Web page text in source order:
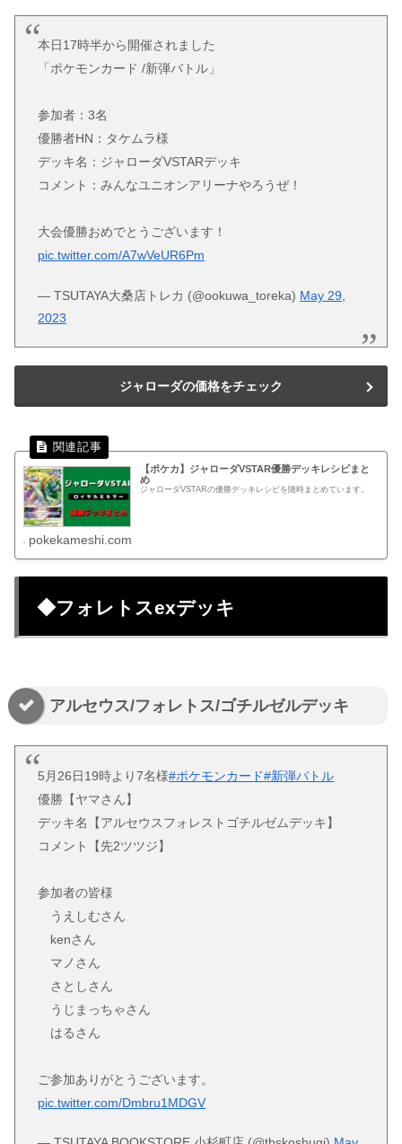
本日17時半から開催されました
「ポケモンカード /新弾バトル」
参加者：3名
優勝者HN：タケムラ様
デッキ名：ジャローダVSTARデッキ
コメント：みんなユニオンアリーナやろうぜ！
大会優勝おめでとうございます！
pic.twitter.com/A7wVeUR6Pm
— TSUTAYA大桑店トレカ (@ookuwa_toreka) May 29,
2023
ジャローダの価格をチェック
【ポケカ】ジャローダVSTAR優勝デッキレシピまと
め
ジャローダVSTARの優勝デッキレシピを随時まとめています。
pokekameshi.com
◆フォレトスexデッキ
アルセウス/フォレトス/ゴチルゼルデッキ
5月26日19時より7名様#ポケモンカード#新弾バトル
優勝【ヤマさん】
デッキ名【アルセウスフォレストゴチルゼムデッキ】
コメント【先2ツツジ】
参加者の皆様
うえしむさん
kenさん
マノさん
さとしさん
うじまっちゃさん
はるさん
ご参加ありがとうございます。
pic.twitter.com/Dmbru1MDGV